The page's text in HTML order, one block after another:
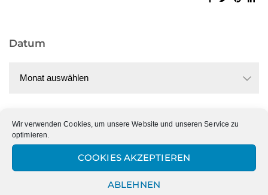
Wir verwenden Cookies, um unsere Website und unseren Service zu
optimieren.
COOKIES AKZEPTIEREN
ABLEHNEN
Datum
Kategorien